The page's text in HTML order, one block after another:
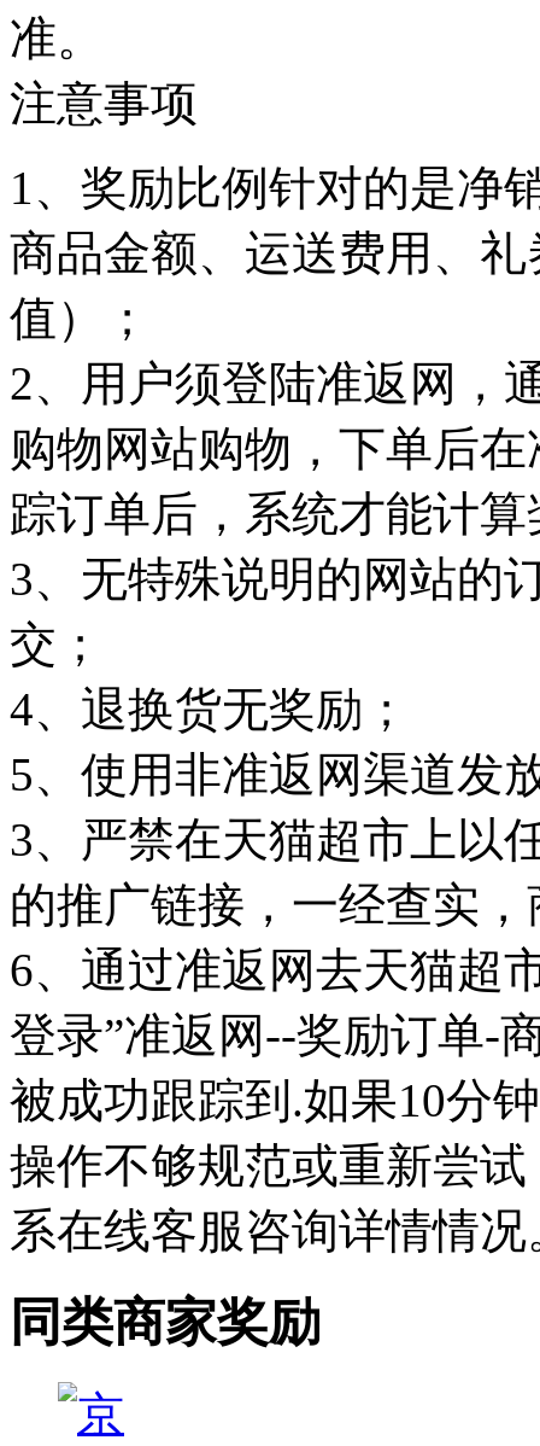
准。
注意事项
1、奖励比例针对的是净
商品金额、运送费用、
值）；
2、用户须登陆准返网，
购物网站购物，下单后
踪订单后，系统才能计算
3、无特殊说明的网站的
交；
4、退换货无奖励；
5、使用非准返网渠道发
3、严禁在天猫超市上以
的推广链接，一经查实
6、通过准返网去天猫超
登录”准返网--奖励订单-
被成功跟踪到.如果10分
操作不够规范或重新尝
系在线客服咨询详情情况
同类商家奖励